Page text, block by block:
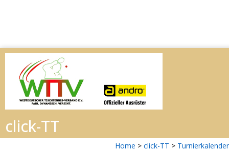
Home > click-TT > Turnierkalender